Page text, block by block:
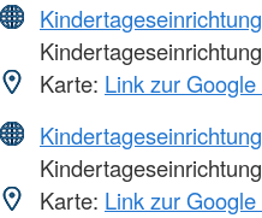
Kindertageseinrichtung
Karte: Link zur
Kindertageseinrichtung
Karte: Link zur